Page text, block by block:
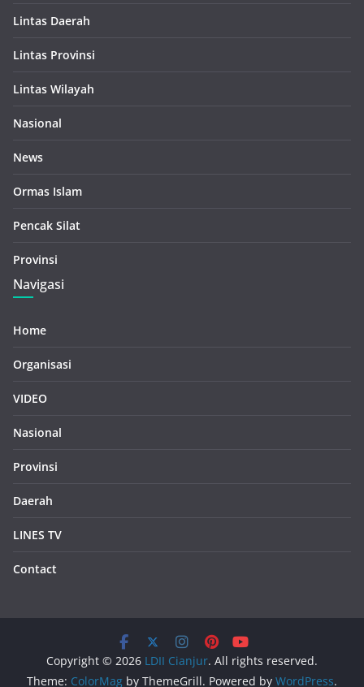
Lintas Daerah
Lintas Provinsi
Lintas Wilayah
Nasional
News
Ormas Islam
Pencak Silat
Provinsi
Navigasi
Home
Organisasi
VIDEO
Nasional
Provinsi
Daerah
LINES TV
Contact
Copyright © 2026 LDII Cianjur. All rights reserved.
Theme: ColorMag by ThemeGrill. Powered by WordPress.